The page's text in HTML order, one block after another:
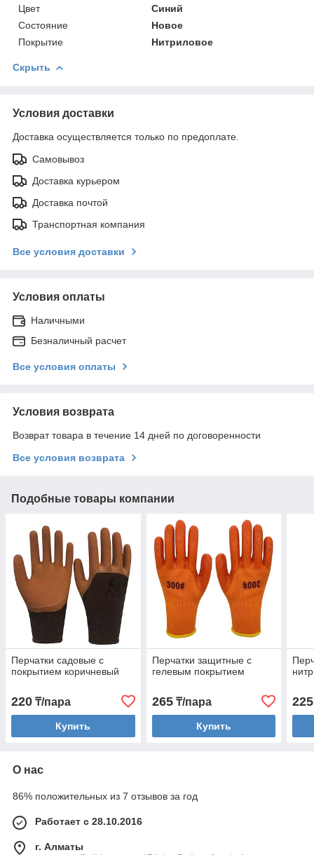
Цвет
Синий
Состояние
Новое
Покрытие
Нитриловое
Скрыть
Условия доставки
Доставка осуществляется только по предоплате.
Самовывоз
Доставка курьером
Доставка почтой
Транспортная компания
Все условия доставки
Условия оплаты
Наличными
Безналичный расчет
Все условия оплаты
Условия возврата
Возврат товара в течение 14 дней по договоренности
Все условия возврата
Подобные товары компании
Перчатки садовые с
покрытием коричневый
220 ₸/пара
Купить
Перчатки защитные с
гелевым покрытием
265₸/пара
Купить
225
О нас
86% положительных из 7 отзывов за год
Работает с 28.10.2016
г. Алматы